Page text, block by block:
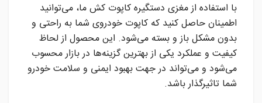
با استفاده از مغزی دستگیره کاپوت کش ما، می‌توانید
اطمینان حاصل کنید که کاپوت خودروی شما به راحتی و
بدون مشکل باز و بسته می‌شود. این محصول از لحاظ
کیفیت و عملکرد یکی از بهترین گزینه‌ها در بازار محسوب
می‌شود و می‌تواند در جهت بهبود ایمنی و سلامت خودرو
شما تاثیرگذار باشد.